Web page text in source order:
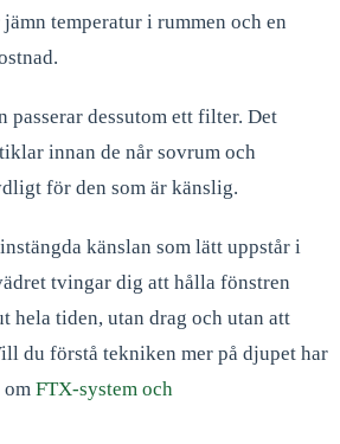
temperatur i rummen och en
passerar dessutom ett filter. Det
innan de når sovrum och
för den som är känslig.
känslan som lätt uppstår i
tvingar dig att hålla fönstren
hela tiden, utan drag och utan att
du förstå tekniken mer på djupet har
om FTX-system och